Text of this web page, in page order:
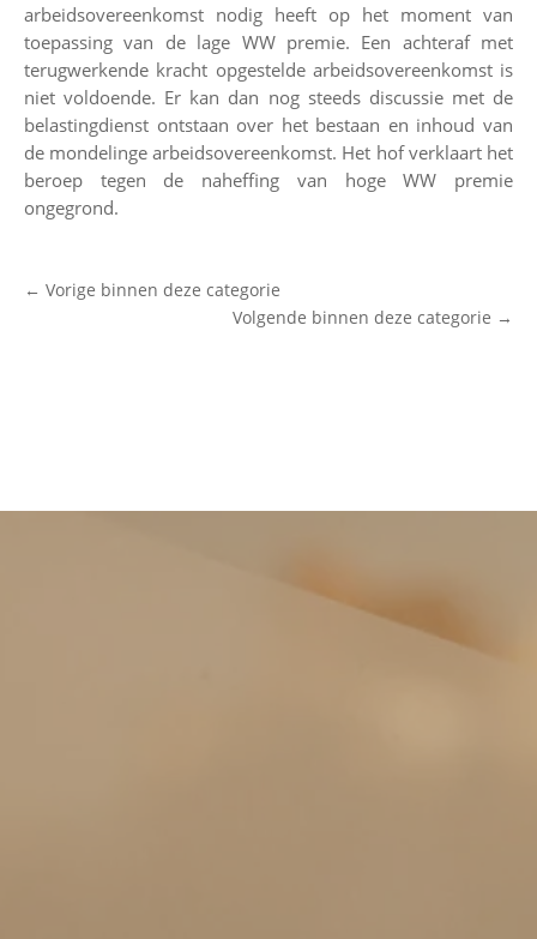
arbeidsovereenkomst nodig heeft op het moment van
toepassing van de lage WW premie. Een achteraf met
terugwerkende kracht opgestelde arbeidsovereenkomst is
niet voldoende. Er kan dan nog steeds discussie met de
belastingdienst ontstaan over het bestaan en inhoud van
de mondelinge arbeidsovereenkomst. Het hof verklaart het
beroep tegen de naheffing van hoge WW premie
ongegrond.
← Vorige binnen deze categorie
Volgende binnen deze categorie →